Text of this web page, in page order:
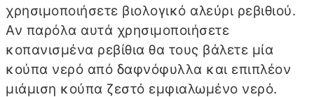
χρησιμοποιήσετε βιολογικό αλεύρι ρεβιθιού.
Αν παρόλα αυτά χρησιμοποιήσετε
κοπανισμένα ρεβίθια θα τους βάλετε μία
κούπα νερό από δαφνόφυλλα και επιπλέον
μιάμιση κούπα ζεστό εμφιαλωμένο νερό.